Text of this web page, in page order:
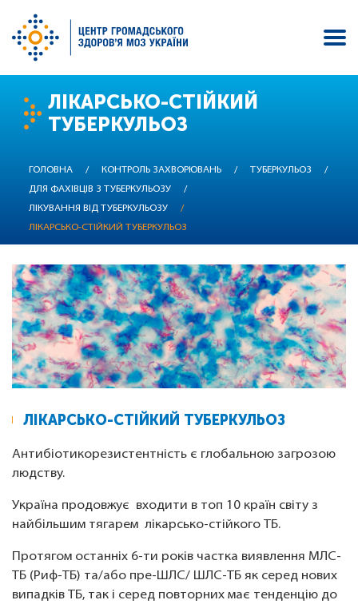
основного
ЛІКАРСЬКО-СТІЙКИЙ
ТУБЕРКУЛЬОЗ
ГОЛОВНА / КОНТРОЛЬ ЗАХВОРЮВАНЬ / ТУБЕРКУЛЬОЗ
/
ДЛЯ ФАХІВЦІВ З ТУБЕРКУЛЬОЗУ
/
ЛІКУВАННЯ ВІД ТУБЕРКУЛЬОЗУ
/
ЛІКАРСЬКО-СТІЙКИЙ ТУБЕРКУЛЬОЗ
ЛІКАРСЬКО-СТІЙКИЙ ТУБЕРКУЛЬОЗ
Антибіотикорезистентність є глобальною загрозою
людству.
Україна продовжує входити в топ 10 країн світу з
найбільшим тягарем лікарсько-стійкого ТБ.
Протягом останніх 6-ти років частка виявлення МЛС-
ТБ (Риф-ТБ) та/або пре-ШЛС/ ШЛС-ТБ як серед нових
випадків ТБ, так і серед повторних має тенденцію до